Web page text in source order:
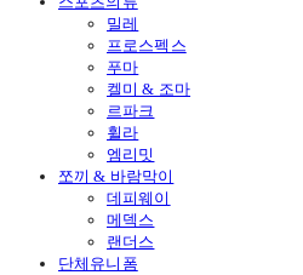
밀레
프로스펙스
푸마
켈미 & 조마
르파크
휠라
엠리밋
쪼끼 & 바람막이
데피웨이
메덱스
랜더스
단체유니폼